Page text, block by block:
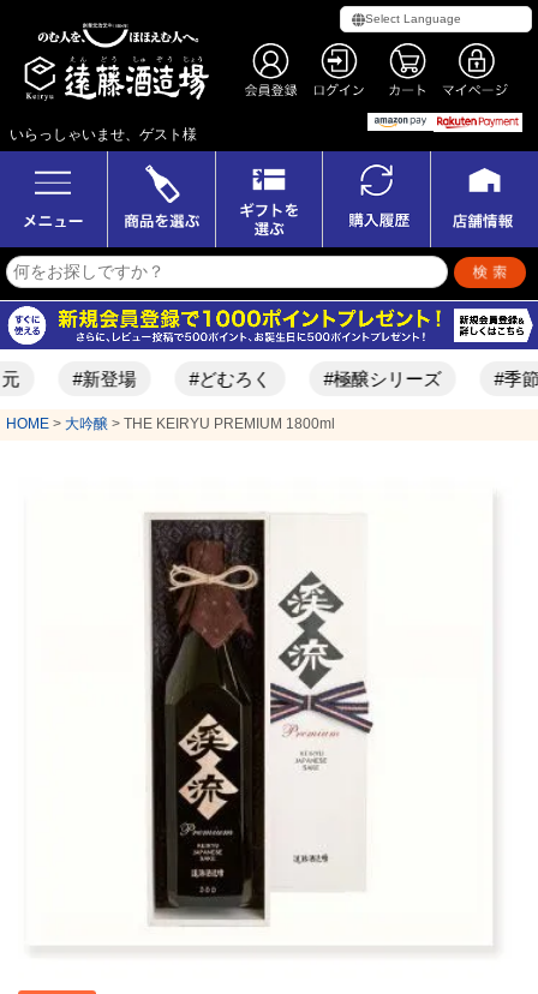
いらっしゃいませ、ゲスト様
登場 #どむろく #極醸シリーズ #季節限定酒
HOME 大吟醸 THE KEIRYU PREMIUM 1800ml